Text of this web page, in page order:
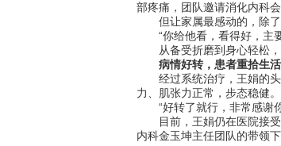
部疼痛，团队邀请消化内科
但让家属最感动的，除了
“你给他看，看得好，主要
从备受折磨到身心轻松，
病情好转，患者重拾生
经过系统治疗，王娟的头
力、肌张力正常，步态稳健。
“好转了就行，非常感谢你
目前，王娟仍在医院接受
内科金玉坤主任团队的带领